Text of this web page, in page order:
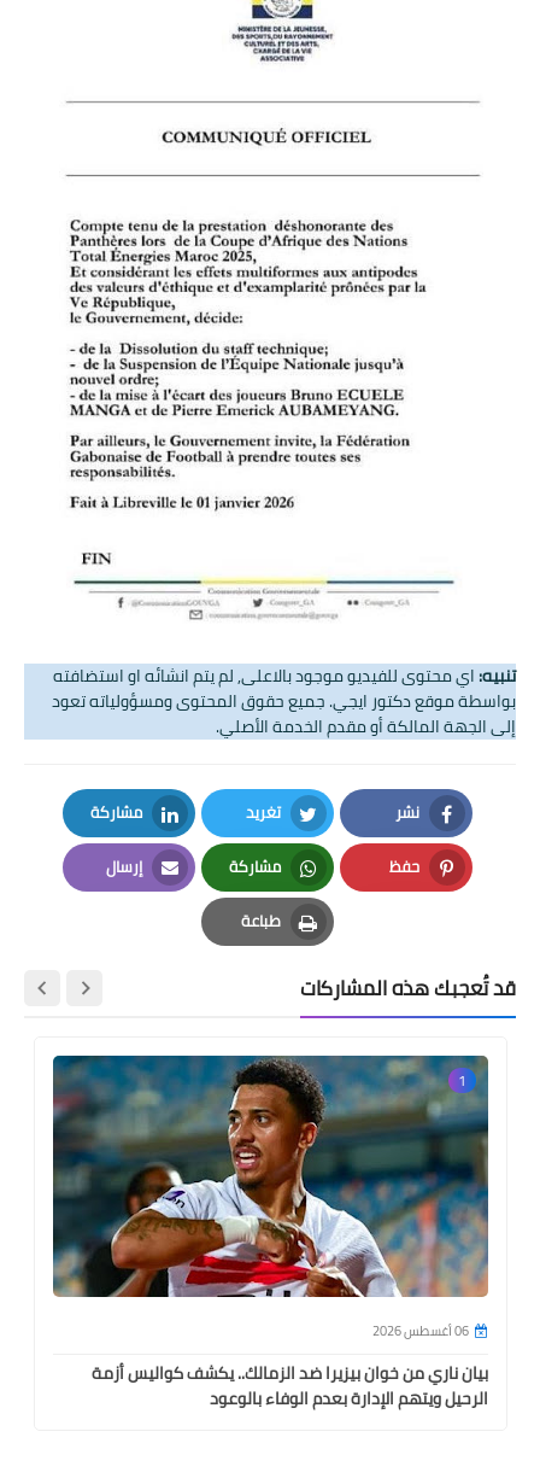
تنبيه:اي محتوى للفيديو موجود بالاعلى, لم يتم انشائه او استضافته
بواسطة موقع دكتور ايجي. جميع حقوق المحتوى ومسؤولياته تعود
إلى الجهة المالكة أو مقدم الخدمة الأصلي.
نشر
Facebook
تغريد
Twitter
مشاركة
LinkedIn
حفظ
Pinterest
مشاركة
Whatsapp
إرسال
Email
طباعة
Print
قد تُعجبك هذه المشاركات
1
06 أغسطس 2026
بيان ناري من خوان بيزيرا ضد الزمالك.. يكشف كواليس أزمة
الرحيل ويتهم الإدارة بعدم الوفاء بالوعود